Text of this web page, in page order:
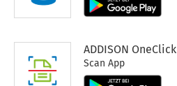
ADDISON OneClick
Scan App